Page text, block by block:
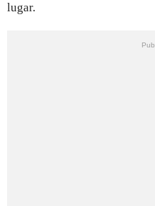
lugar.